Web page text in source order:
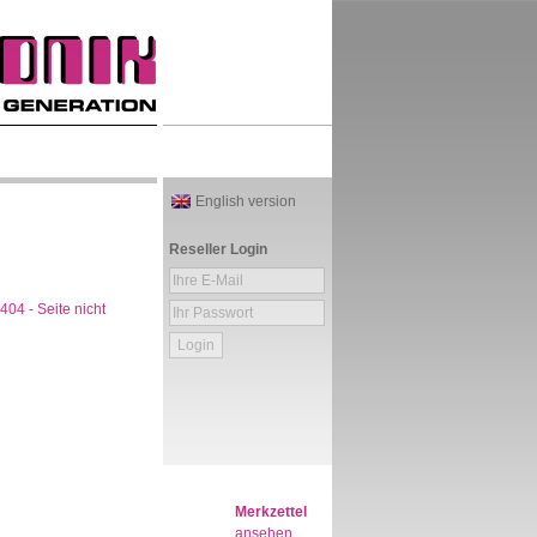
English version
Reseller Login
Login
Merkzettel
ansehen